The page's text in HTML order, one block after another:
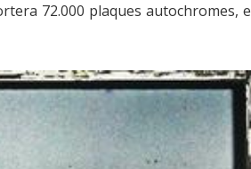
72.000 plaques autochromes,